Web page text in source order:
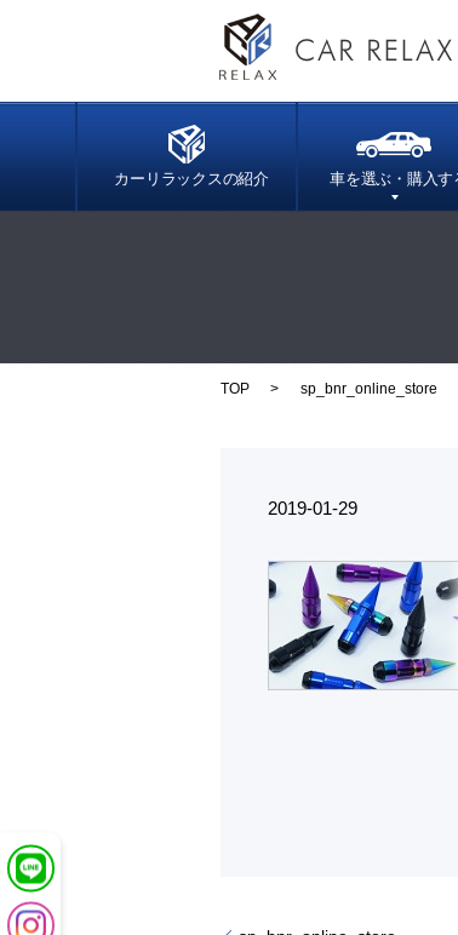
カーリラックスの紹介 車を選ぶ・購入す
TOP sp_bnr_online_store
2019-01-29